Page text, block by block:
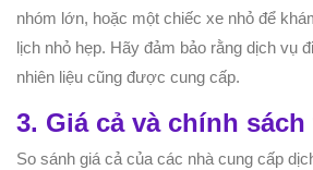
nhóm lớn, hoặc một chiếc xe nhỏ để
lịch nhỏ hẹp. Hãy đảm bảo rằng dịch vụ
nhiên liệu cũng được cung cấp.
3. Giá cả và chính
So sánh giá cả của các nhà cung cấp